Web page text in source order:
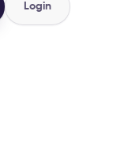
Login